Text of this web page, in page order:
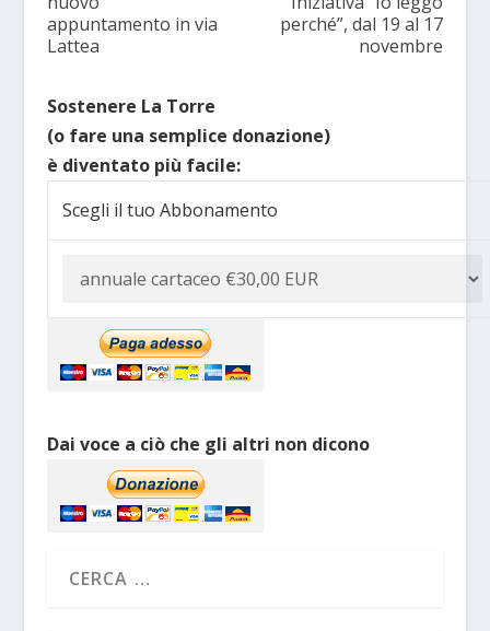
appuntamento in via
Lattea
perché”, dal 19 al 17
novembre
Sostenere La Torre
(o fare una semplice donazione)
è diventato più facile:
Scegli il tuo Abbonamento
Dai voce a ciò che gli altri non dicono